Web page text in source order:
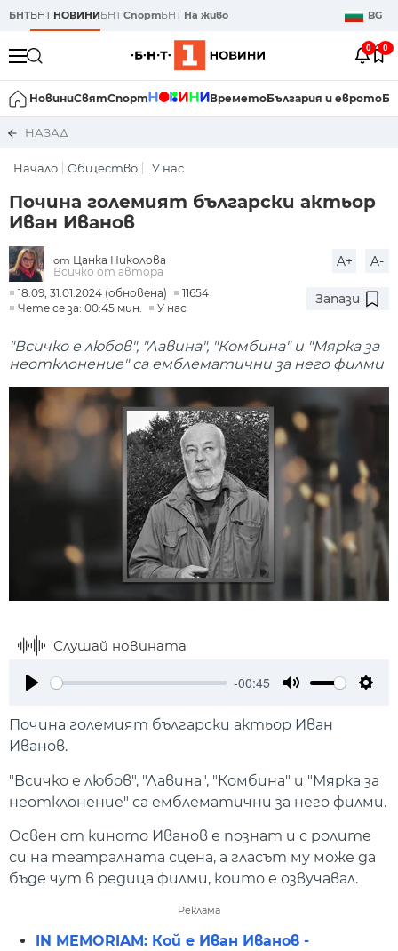
БНТБНТ НОВИНИБНТСпортБНТ На живо BG
0 0
НовиниСвятСпорт ВреметоБългария и еврото
НАЗАД
Начало Общество У нас
Почина големият български актьор
Иван Иванов
от Цанка Николова
Всичко от автора
A+ A-
18:09, 31.01.2024 (обновена)
11654
Чете се за: 00:45 мин.
У нас
Запази
"Всичко е любов", "Лавина", "Комбина" и "Мярка за
неотклонение" са емблематични за него филми
Слушай новината
-00:45
Почина големият български актьор Иван
Иванов.
"Всичко е любов", "Лавина", "Комбина" и "Мярка за
неотклонение" са емблематични за него филми.
Освен от киното Иванов е познат и с ролите
си на театралната сцена, а гласът му може да
бъде чут в редица филми, които е озвучавал.
Реклама
IN MEMORIAM: Кой е Иван Иванов -